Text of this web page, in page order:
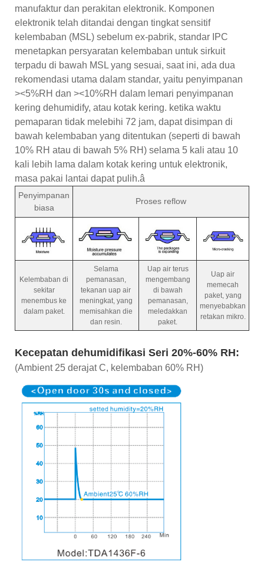
manufaktur dan perakitan elektronik. Komponen
elektronik telah ditandai dengan tingkat sensitif
kelembaban (MSL) sebelum ex-pabrik, standar IPC
menetapkan persyaratan kelembaban untuk sirkuit
terpadu di bawah MSL yang sesuai, saat ini, ada dua
rekomendasi utama dalam standar, yaitu penyimpanan
><5%RH dan ><10%RH dalam lemari penyimpanan
kering dehumidify, atau kotak kering. ketika waktu
pemaparan tidak melebihi 72 jam, dapat disimpan di
bawah kelembaban yang ditentukan (seperti di bawah
10% RH atau di bawah 5% RH) selama 5 kali atau 10
kali lebih lama dalam kotak kering untuk elektronik,
masa pakai lantai dapat pulih.â
Penyimpanan
biasa
Proses reflow
Kelembaban di
sekitar
menembus ke
dalam paket.
Selama
pemanasan,
tekanan uap air
meningkat, yang
memisahkan die
dan resin.
Uap air terus
mengembang
di bawah
pemanasan,
meledakkan
paket.
Uap air
memecah
paket, yang
menyebabkan
retakan mikro.
Kecepatan dehumidifikasi Seri 20%-60% RH:
(Ambient 25 derajat C, kelembaban 60% RH)